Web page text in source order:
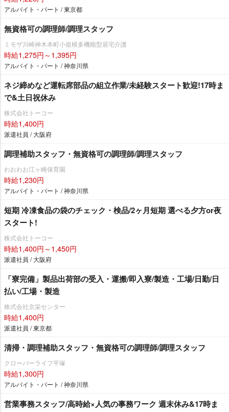
アルバイト・パート / 東京都
無資格可の調理師/調理スタッフ
ミモザ川崎神木本町小規模多機能型居宅介護
時給1,275円～1,395円
アルバイト・パート / 神奈川県
ネジ締めなど運転席部品の組立作業/未経験スタート歓迎!17時ま
で&土日祝休み
株式会社トーコー
時給1,400円
派遣社員 / 大阪府
調理補助スタッフ・無資格可の調理師/調理スタッフ
わおわお江ヶ崎保育園
時給1,230円
アルバイト・パート / 神奈川県
短期 冷凍食品の袋のチェック・検品/2ヶ月短期 選べる夕方or夜
スタート!
株式会社トーコー
時給1,400円～1,450円
派遣社員 / 大阪府
「寮完備」製品出荷部の受入・運搬/即入寮/製造・工場/日勤/日
払い/工場・製造
株式会社京栄センター
時給1,400円
派遣社員 / 東京都
清掃・調理補助スタッフ・無資格可の調理師/調理スタッフ
クローバーライフ平塚
時給1,300円
アルバイト・パート / 神奈川県
営業事務スタッフ/高時給×人気の事務ワーク 週末休み&17時ま